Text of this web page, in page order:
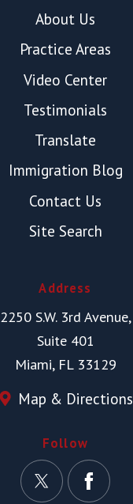
About Us
Practice Areas
Video Center
Testimonials
Translate
Immigration Blog
Contact Us
Site Search
Address
2250 S.W. 3rd Avenue,
Suite 401
Miami, FL 33129
Map & Directions
Follow